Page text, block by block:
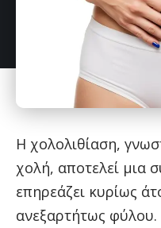
Η χολολιθίαση,
χολή, αποτελεί μια
επηρεάζει κυρίως
ανεξαρτήτως